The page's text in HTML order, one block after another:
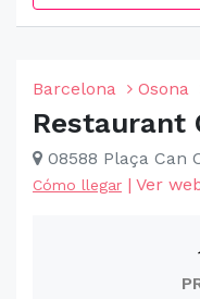
Barcelona Osona
Restaurant
08588 Plaça Can
Cómo llegar | Ver